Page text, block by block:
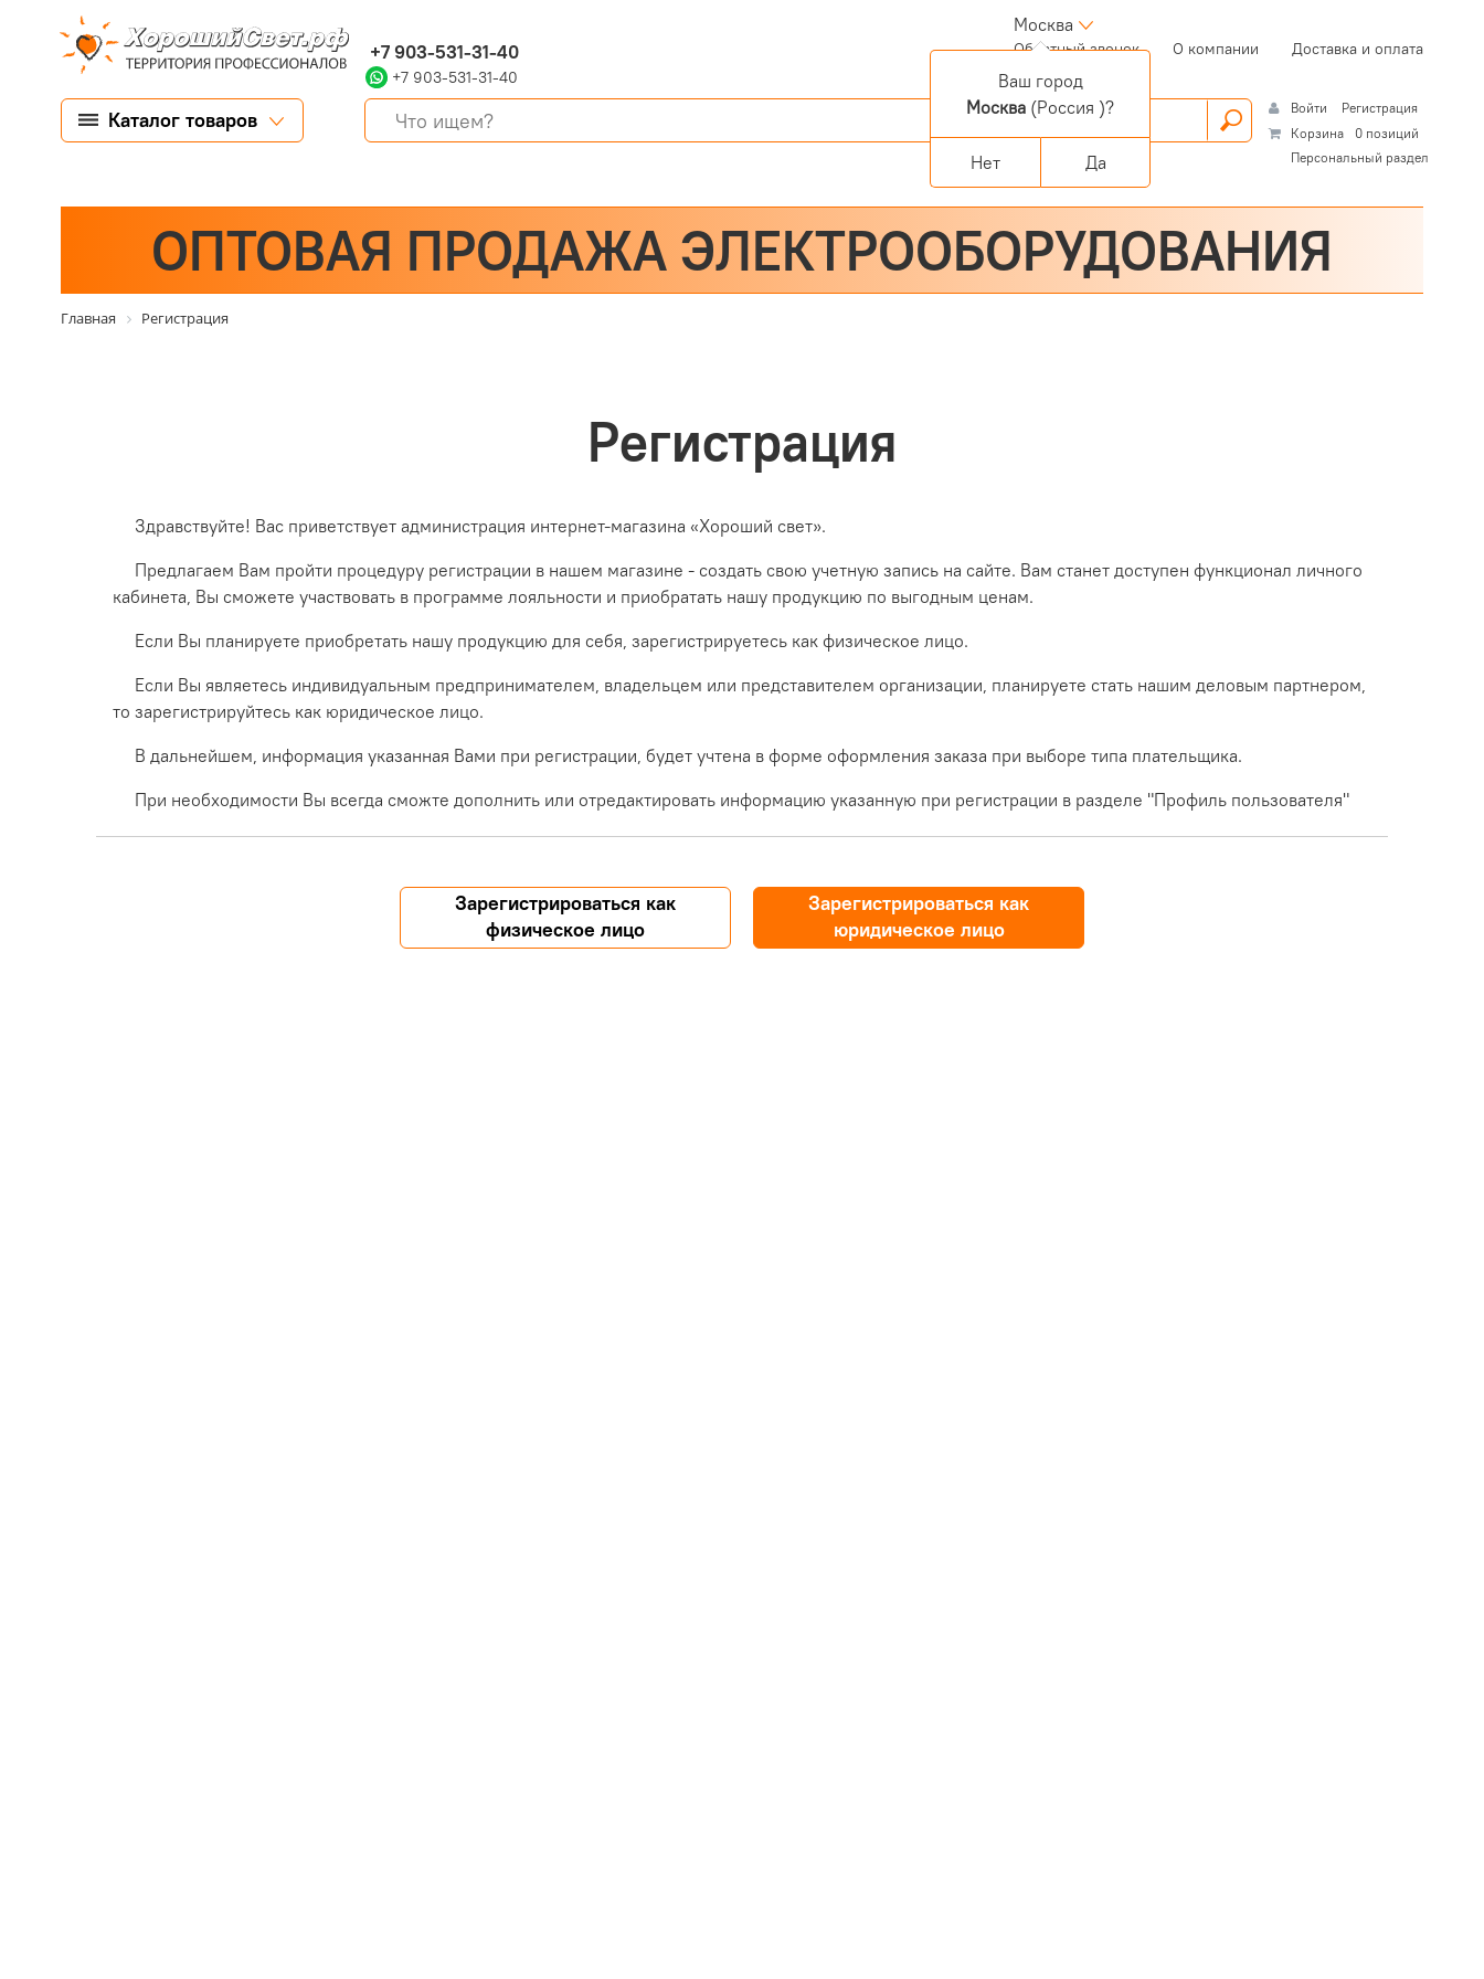
+7 903-531-31-40
+7 903-531-31-40
Москва
Обратный звонок(current)О компании Доставка и оплата
Каталог товаров Войти
Регистрация
Корзина
0 позиций
Персональный раздел
ОПТОВАЯ ПРОДАЖА ЭЛЕКТРООБОРУДОВАНИЯ
Главная Регистрация
Регистрация
Здравствуйте! Вас приветствует администрация интернет-магазина «Хороший свет».
Предлагаем Вам пройти процедуру регистрации в нашем магазине - создать свою учетную запись на сайте. Вам станет доступен функционал личного
кабинета, Вы сможете участвовать в программе лояльности и приобратать нашу продукцию по выгодным ценам.
Если Вы планируете приобретать нашу продукцию для себя, зарегистрируетесь как физическое лицо.
Если Вы являетесь индивидуальным предпринимателем, владельцем или представителем организации, планируете стать нашим деловым партнером,
то зарегистрируйтесь как юридическое лицо.
В дальнейшем, информация указанная Вами при регистрации, будет учтена в форме оформления заказа при выборе типа плательщика.
При необходимости Вы всегда сможте дополнить или отредактировать информацию указанную при регистрации в разделе "Профиль пользователя"
Зарегистрироваться как
физическое лицо
Зарегистрироваться как
юридическое лицо
Ваш город
Москва (Россия )?
Нет Да